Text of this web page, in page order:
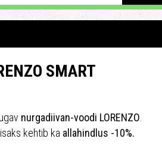
SMART
nurgadiivan-voodi LORENZO
kehtib ka allahindlus -10%.